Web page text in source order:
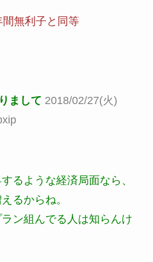
無利子と同等
まして 2018/02/27(火)
るような経済局面なら、
るからね。
ン組んでる人は知らんけ